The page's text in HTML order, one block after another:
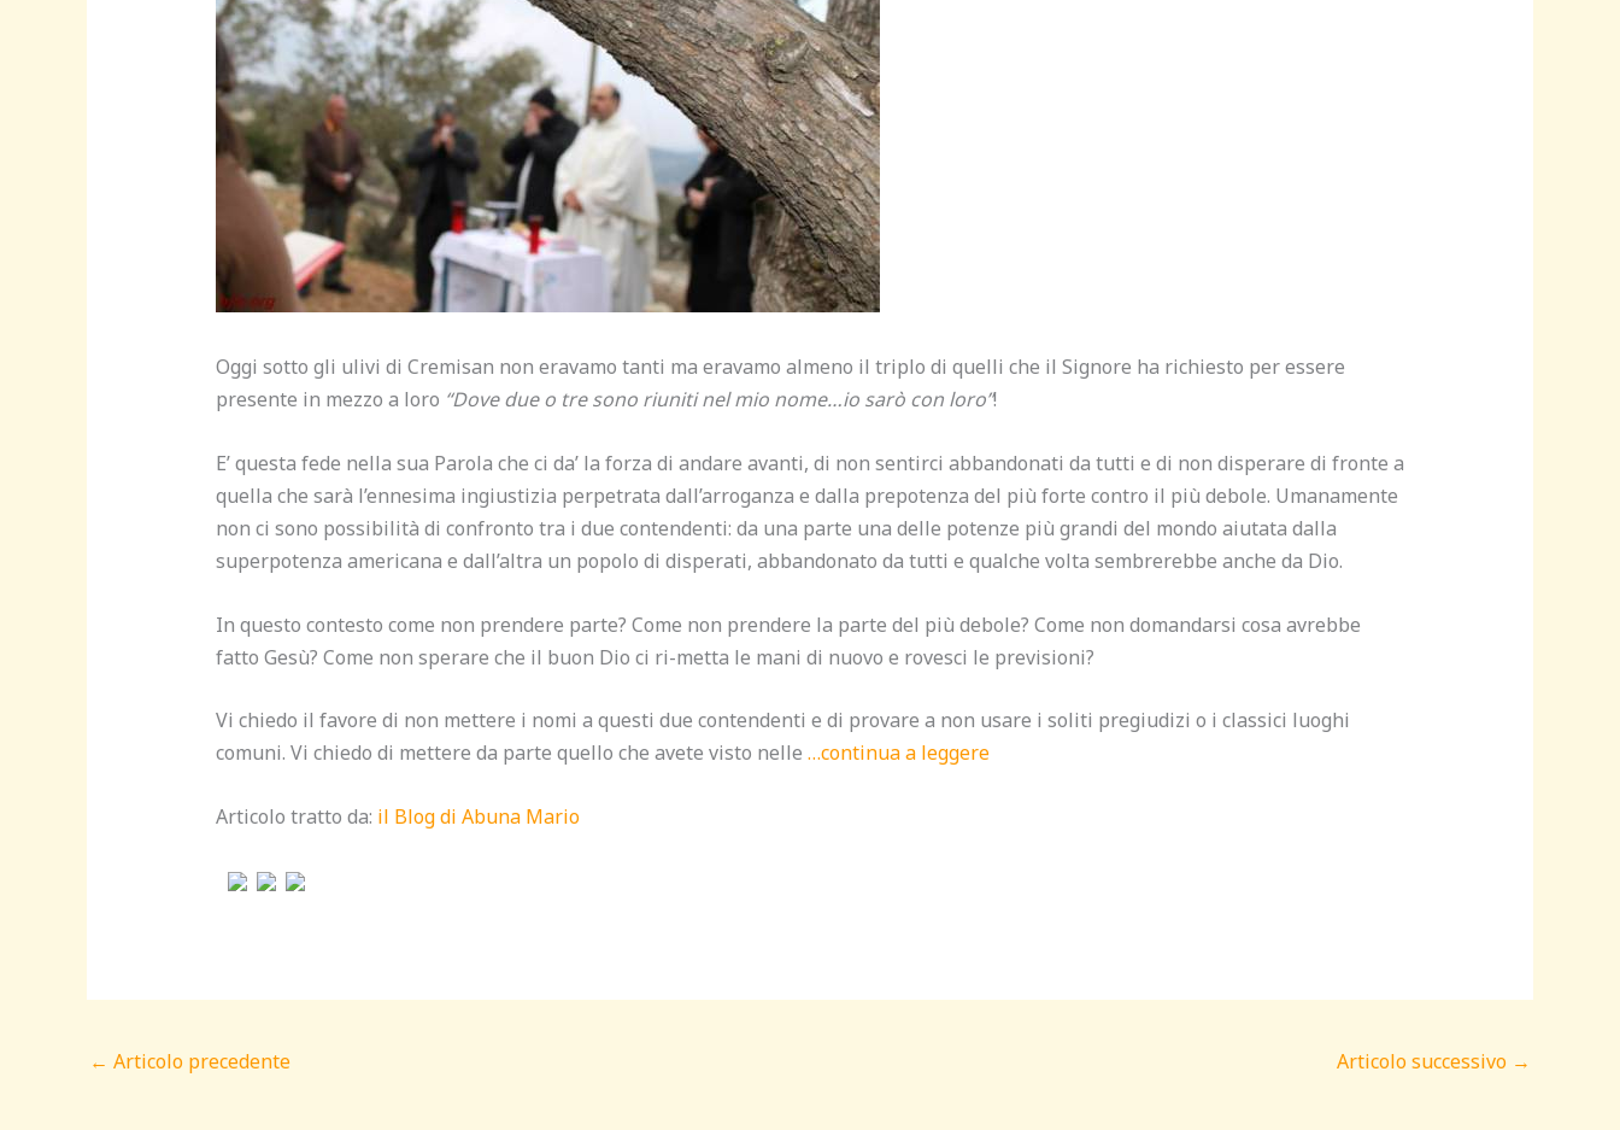
Oggi sotto gli ulivi di Cremisan non eravamo tanti ma eravamo almeno il triplo di quelli che il Signore ha richiesto per essere
presente in mezzo a loro “Dove due o tre sono riuniti nel mio nome…io sarò con loro”!
E’ questa fede nella sua Parola che ci da’ la forza di andare avanti, di non sentirci abbandonati da tutti e di non disperare di fronte a
quella che sarà l’ennesima ingiustizia perpetrata dall’arroganza e dalla prepotenza del più forte contro il più debole. Umanamente
non ci sono possibilità di confronto tra i due contendenti: da una parte una delle potenze più grandi del mondo aiutata dalla
superpotenza americana e dall’altra un popolo di disperati, abbandonato da tutti e qualche volta sembrerebbe anche da Dio.
In questo contesto come non prendere parte? Come non prendere la parte del più debole? Come non domandarsi cosa avrebbe
fatto Gesù? Come non sperare che il buon Dio ci ri-metta le mani di nuovo e rovesci le previsioni?
Vi chiedo il favore di non mettere i nomi a questi due contendenti e di provare a non usare i soliti pregiudizi o i classici luoghi
comuni. Vi chiedo di mettere da parte quello che avete visto nelle …continua a leggere
Articolo tratto da: il Blog di Abuna Mario
← Articolo precedente Articolo successivo →